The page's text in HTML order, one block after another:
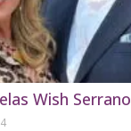
Wish Serrano